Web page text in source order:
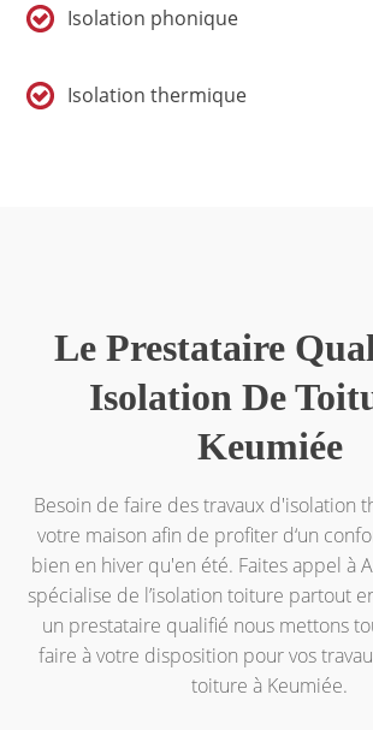
Isolation phonique
Isolation thermique
Le Prestataire
Isolation De
Keumiée
Besoin de faire des travaux d'isolation
votre maison afin de profiter d‘un
bien en hiver qu'en été. Faites appel à
spécialise de l’isolation toiture partout
un prestataire qualifié nous mettons
faire à votre disposition pour vos
toiture à Keumiée.